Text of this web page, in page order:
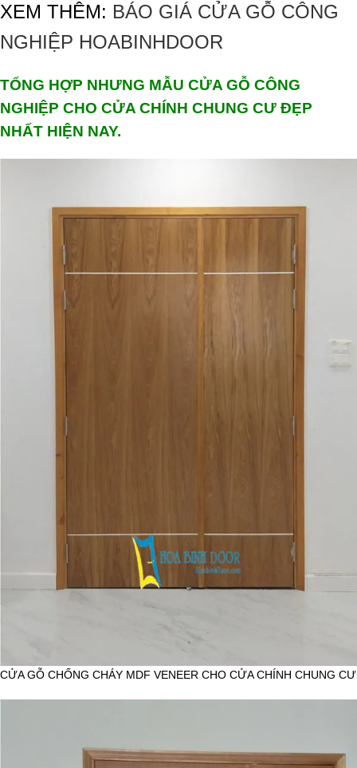
XEM THÊM: BÁO GIÁ CỬA GỖ CÔNG
NGHIỆP HOABINHDOOR
TỔNG HỢP NHƯNG MẪU CỬA GỖ CÔNG
NGHIỆP CHO CỬA CHÍNH CHUNG CƯ ĐẸP
NHẤT HIỆN NAY.
CỬA GỖ CHỐNG CHÁY MDF VENEER CHO CỬA CHÍNH CHUNG CƯ